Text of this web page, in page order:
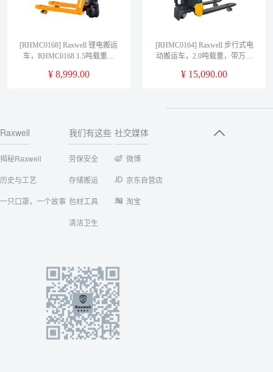
[RHMC0168] Raxwell 锂电搬运
车，RHMC0168 1.5吨载重，
¥ 8,999.00
[RHMC0164] Raxwell 步行式电
动搬运车，2.0吨载重，带万向
¥ 15,090.00
Raxwell
揭秘Raxwell
历史与工艺
一只口罩，一个故事
我们有这些
劳保安全
存储搬运
包材工具
清洁卫生
社交媒体
微博
京东自营店
淘宝